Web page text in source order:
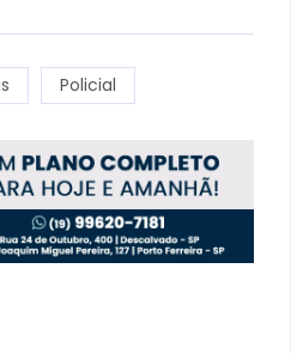
Policial